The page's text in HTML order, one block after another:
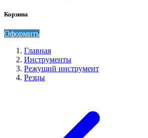
Корзина
Оформить
Главная
Инструменты
Режущий инструмент
Резцы